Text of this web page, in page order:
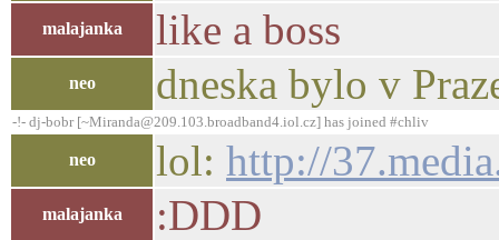
malajanka like a boss
neo dneska bylo v
-!- dj-bobr [~Miranda@209.103.broadband4.iol.cz] has joined #chliv
neo lol: http://
malajanka :DDD